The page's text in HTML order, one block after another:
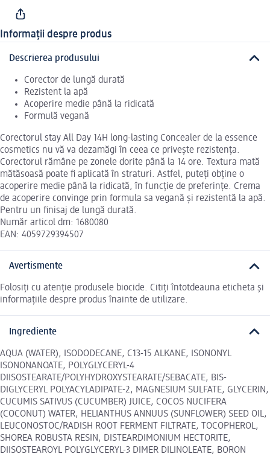
Informații despre produs
Descrierea produsului
Corector de lungă durată
Rezistent la apă
Acoperire medie până la ridicată
Formulă vegană
Corectorul stay All Day 14H long-lasting Concealer de la essence
cosmetics nu vă va dezamăgi în ceea ce privește rezistența.
Corectorul rămâne pe zonele dorite până la 14 ore. Textura mată
mătăsoasă poate fi aplicată în straturi. Astfel, puteți obține o
acoperire medie până la ridicată, în funcție de preferințe. Crema
de acoperire convinge prin formula sa vegană și rezistentă la apă.
Pentru un finisaj de lungă durată.
Număr articol dm: 1680080
EAN: 4059729394507
Avertismente
Folosiți cu atenție produsele biocide. Citiți întotdeauna eticheta și
informațiile despre produs înainte de utilizare.
Ingrediente
AQUA (WATER), ISODODECANE, C13-15 ALKANE, ISONONYL
ISONONANOATE, POLYGLYCERYL-4
DIISOSTEARATE/POLYHYDROXYSTEARATE/SEBACATE, BIS-
DIGLYCERYL POLYACYLADIPATE-2, MAGNESIUM SULFATE, GLYCERIN,
CUCUMIS SATIVUS (CUCUMBER) JUICE, COCOS NUCIFERA
(COCONUT) WATER, HELIANTHUS ANNUUS (SUNFLOWER) SEED OIL,
LEUCONOSTOC/RADISH ROOT FERMENT FILTRATE, TOCOPHEROL,
SHOREA ROBUSTA RESIN, DISTEARDIMONIUM HECTORITE,
DIISOSTEAROYL POLYGLYCERYL-3 DIMER DILINOLEATE, BORON